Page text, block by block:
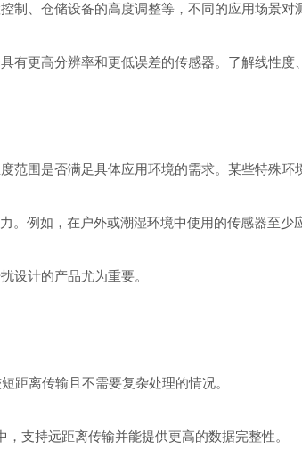
、仓储设备的高度调整等，不同的应用场景对
更高分辨率和更低误差的传感器。了解线性度
围是否满足具体应用环境的需求。某些特殊环
例如，在户外或潮湿环境中使用的传感器至少
计的产品尤为重要。
离传输且不需要复杂处理的情况。
支持远距离传输并能提供更高的数据完整性。